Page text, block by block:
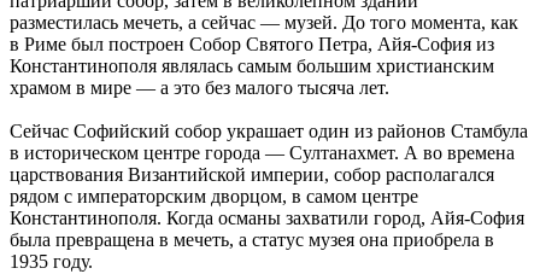
разместилась мечеть, а сейчас — музей. До того момента, как
в Риме был построен Собор Святого Петра, Айя-София из
Константинополя являлась самым большим христианским
храмом в мире — а это без малого тысяча лет.
Сейчас Софийский собор украшает один из районов Стамбула
в историческом центре города — Султанахмет. А во времена
царствования Византийской империи, собор располагался
рядом с императорским дворцом, в самом центре
Константинополя. Когда османы захватили город, Айя-София
была превращена в мечеть, а статус музея она приобрела в
1935 году.